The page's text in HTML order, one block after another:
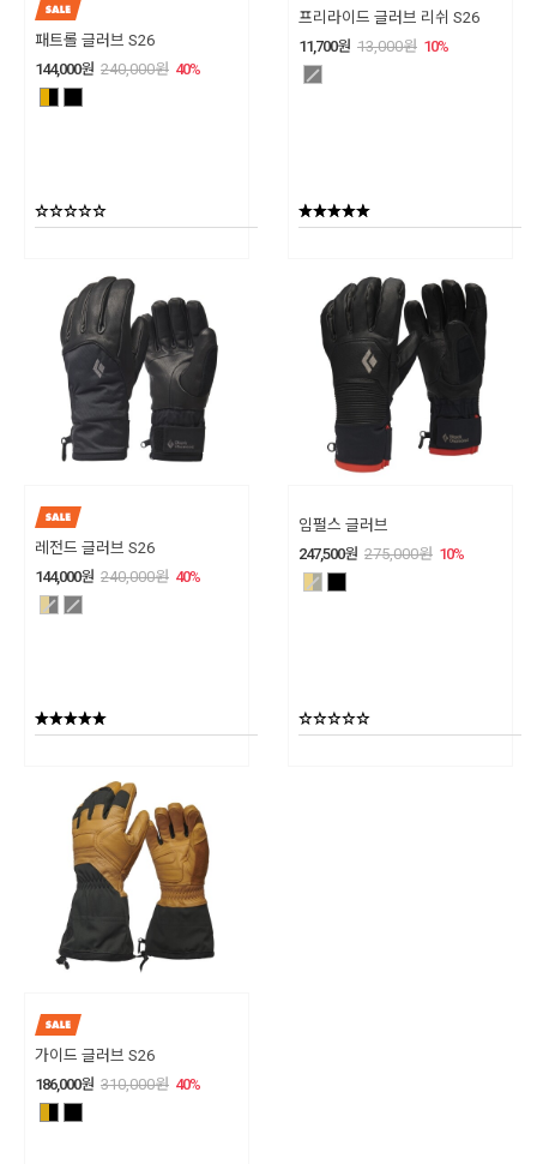
패트롤 글러브 S26
144,000원 240,000원 40%
프리라이드 글러브 리쉬 S26
11,700원 13,000원 10%
레전드 글러브 S26
144,000원 240,000원 40%
임펄스 글러브
247,500원 275,000원 10%
가이드 글러브 S26
186,000원 310,000원 40%